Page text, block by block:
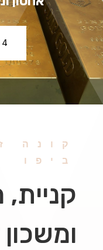
קונה
ביפו